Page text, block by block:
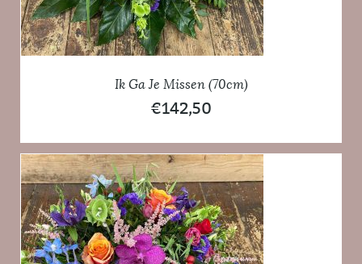
Ik Ga Je Missen (70cm)
€142,50